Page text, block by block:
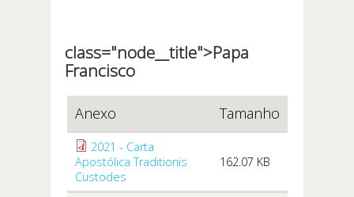
class="node__title">Papa
Francisco
Anexo Tamanho
2021 - Carta
Apostólica Traditionis
Custodes
162.07 KB